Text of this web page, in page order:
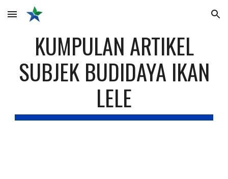
Skip to main content Skip to navigation
KUMPULAN ARTIKEL
SUBJEK BUDIDAYA IKAN
LELE